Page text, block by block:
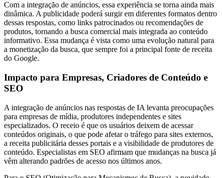
Com a integração de anúncios, essa experiência se torna ainda mais
dinâmica. A publicidade poderá surgir em diferentes formatos dentro
dessas respostas, como links patrocinados ou recomendações de
produtos, tornando a busca comercial mais integrada ao conteúdo
informativo. Essa mudança é vista como uma evolução natural para
a monetização da busca, que sempre foi a principal fonte de receita
do Google.
Impacto para Empresas, Criadores de Conteúdo e
SEO
A integração de anúncios nas respostas de IA levanta preocupações
para empresas de mídia, produtores independentes e sites
especializados. O receio é que os usuários deixem de acessar
conteúdos originais, o que pode afetar o tráfego para sites externos,
a receita publicitária desses portais e a visibilidade de produtores de
conteúdo. Especialistas em SEO afirmam que mudanças na busca já
vêm alterando padrões de acesso nos últimos anos.